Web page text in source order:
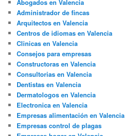
Abogados en Valencia
Administrador de fincas
Arquitectos en Valencia
Centros de idiomas en Valencia
Clinicas en Valencia
Consejos para empresas
Constructoras en Valencia
Consultorias en Valencia
Dentistas en Valencia
Dermatologos en Valencia
Electronica en Valencia
Empresas alimentación en Valencia
Empresas control de plagas